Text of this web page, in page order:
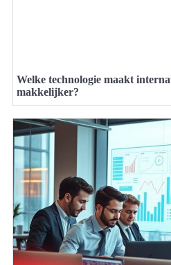
Welke technologie maakt
makkelijker?